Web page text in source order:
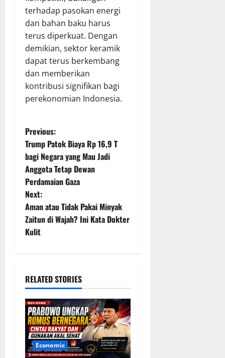
terhadap pasokan energi
dan bahan baku harus
terus diperkuat. Dengan
demikian, sektor keramik
dapat terus berkembang
dan memberikan
kontribusi signifikan bagi
perekonomian Indonesia.
P
o
s
t
n
a
i
g
a
t
Previous:
Trump Patok Biaya Rp 16,9 T
bagi Negara yang Mau Jadi
Anggota Tetap Dewan
Perdamaian Gaza
Next:
Aman atau Tidak Pakai Minyak
Zaitun di Wajah? Ini Kata Dokter
Kulit
RELATED STORIES
Economic